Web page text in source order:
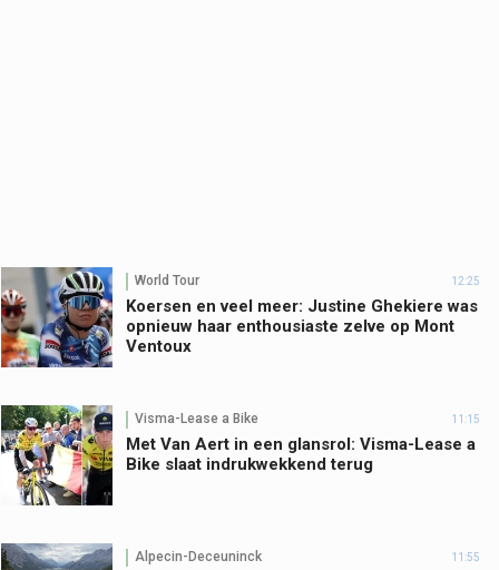
World Tour 12:25
Koersen en veel meer: Justine Ghekiere was
opnieuw haar enthousiaste zelve op Mont
Ventoux
Visma-Lease a Bike 11:15
Met Van Aert in een glansrol: Visma-Lease a
Bike slaat indrukwekkend terug
Alpecin-Deceuninck 11:55